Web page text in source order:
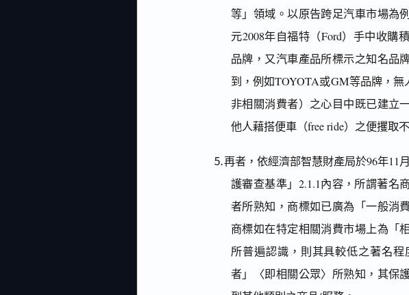
等」領域。以原告跨足汽車市場為
元2008年自福特（Ford）手中收購
品牌，又汽車產品所標示之知名品
到，例如TOYOTA或GM等品牌，
非相關消費者）之心目中既已建立
他人藉搭便車（free ride）之便攫取
⒌再者，依經濟部智慧財產局於96年11
護審查基準」2.1.1內容，所謂著名
者所熟知，商標如已廣為「一般消
商標如在特定相關消費市場上為「
所普遍認識，則其具較低之著名
者」〈即相關公眾〉所熟知，其保